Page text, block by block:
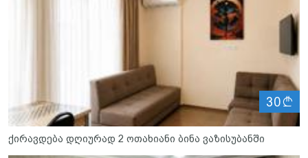
30
ქირავდება დღიურად 2 ოთახიანი ბინა ვაზისუბანში